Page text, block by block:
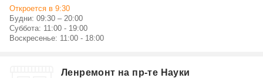
Откроется в 9:30
Будни: 09:30 – 20:00
Суббота: 11:00 - 19:00
Воскресенье: 11:00 - 18:00
Ленремонт на пр-те Науки